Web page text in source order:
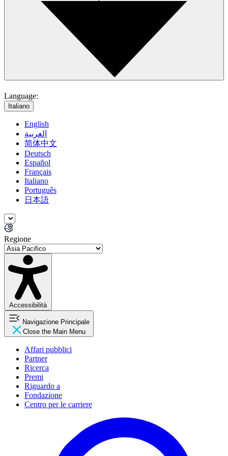
Language:
Italiano
English
العربية
简体中文
Deutsch
Español
Français
Italiano
Português
日本語
Regione
Accessibilità
Navigazione Principale
Close the Main Menu
Affari pubblici
Partner
Ricerca
Premi
Riguardo a
Fondazione
Centro per le carriere